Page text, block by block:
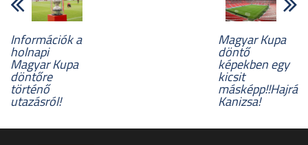
Információk a
holnapi
Magyar Kupa
döntőre
történő
utazásról!
Magyar Kupa
döntő
képekben egy
kicsit
másképp!!Hajrá
Kanizsa!